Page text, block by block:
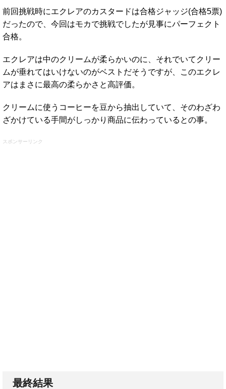
前回挑戦時にエクレアのカスタードは合格ジャッジ(合格5票)
だったので、今回はモカで挑戦でしたが見事にパーフェクト
合格。
エクレアは中のクリームが柔らかいのに、それでいてクリー
ムが垂れてはいけないのがベストだそうですが、このエクレ
アはまさに最高の柔らかさと高評価。
クリームに使うコーヒーを豆から抽出していて、そのわざわ
ざかけている手間がしっかり商品に伝わっているとの事。
スポンサーリンク
最終結果